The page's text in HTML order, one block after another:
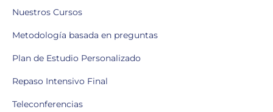
Nuestros Cursos
Metodología basada en preguntas
Plan de Estudio Personalizado
Repaso Intensivo Final
Teleconferencias